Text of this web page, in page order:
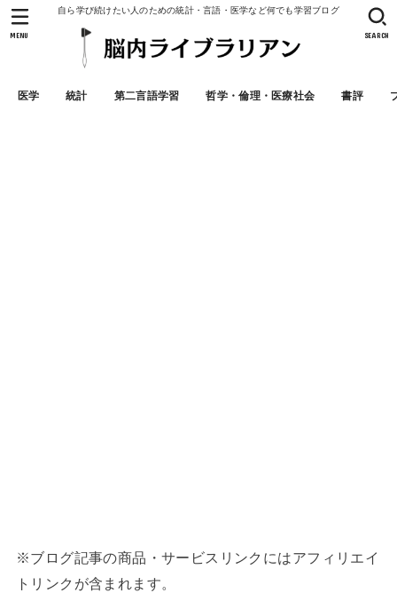
自ら学び続けたい人のための統計・言語・医学など何でも学習ブログ
医学 統計 第二言語学習 哲学・倫理・医療社会 書評
SEARCH
MENU
※ブログ記事の商品・サービスリンクにはアフィリエイ
トリンクが含まれます。